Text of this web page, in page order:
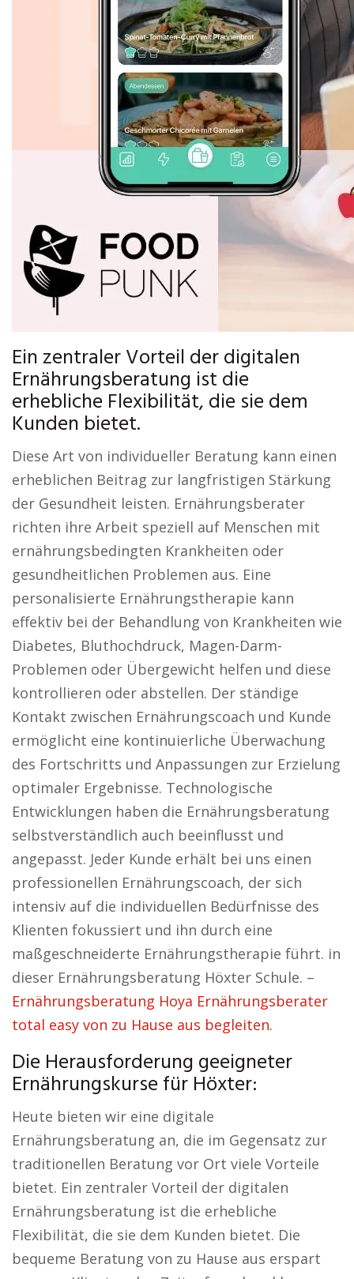
Ein zentraler Vorteil der digitalen
Ernährungsberatung ist die
erhebliche Flexibilität, die sie dem
Kunden bietet.
Diese Art von individueller Beratung kann einen
erheblichen Beitrag zur langfristigen Stärkung
der Gesundheit leisten. Ernährungsberater
richten ihre Arbeit speziell auf Menschen mit
ernährungsbedingten Krankheiten oder
gesundheitlichen Problemen aus. Eine
personalisierte Ernährungstherapie kann
effektiv bei der Behandlung von Krankheiten wie
Diabetes, Bluthochdruck, Magen-Darm-
Problemen oder Übergewicht helfen und diese
kontrollieren oder abstellen. Der ständige
Kontakt zwischen Ernährungscoach und Kunde
ermöglicht eine kontinuierliche Überwachung
des Fortschritts und Anpassungen zur Erzielung
optimaler Ergebnisse. Technologische
Entwicklungen haben die Ernährungsberatung
selbstverständlich auch beeinflusst und
angepasst. Jeder Kunde erhält bei uns einen
professionellen Ernährungscoach, der sich
intensiv auf die individuellen Bedürfnisse des
Klienten fokussiert und ihn durch eine
maßgeschneiderte Ernährungstherapie führt. in
dieser Ernährungsberatung Höxter Schule. –
Ernährungsberatung Hoya Ernährungsberater
total easy von zu Hause aus begleiten.
Die Herausforderung geeigneter
Ernährungskurse für Höxter:
Heute bieten wir eine digitale
Ernährungsberatung an, die im Gegensatz zur
traditionellen Beratung vor Ort viele Vorteile
bietet. Ein zentraler Vorteil der digitalen
Ernährungsberatung ist die erhebliche
Flexibilität, die sie dem Kunden bietet. Die
bequeme Beratung von zu Hause aus erspart